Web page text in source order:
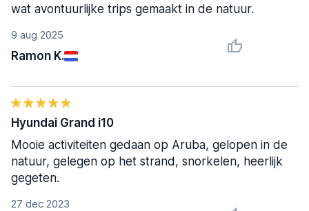
9 aug 2025
Ramon K.
wat avontuurlijke trips gemaakt in de natuur.
27 dec 2023
Hyundai Grand i10
Mooie activiteiten gedaan op Aruba, gelopen in de
natuur, gelegen op het strand, snorkelen, heerlijk
gegeten.